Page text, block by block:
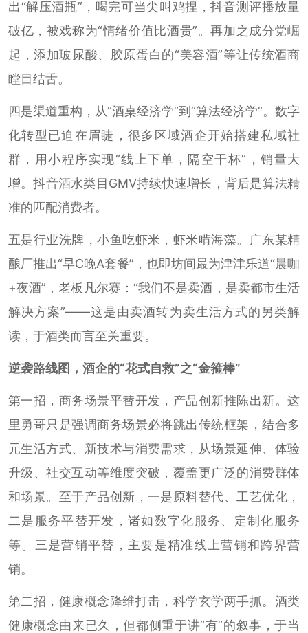
出“解压酒瓶”，喝完可当尖叫鸡捏，抖音测评播放量
破亿，被戏称为“情绪价值比酒贵”。再加之成分党崛
起，添加玻尿酸、胶原蛋白的“美容酒”等让传统酒商
瞠目结舌。
四是渠道重构，从“酒桌经济学”到“算法经济学”。数字
化转型已迫在眉睫，很多区域酒企开始搭建私域社
群，用小程序实现“线上下单，隔空干杯”，销量大
增。抖音酒水类目GMV持续快速增长，背后是算法精
准的匹配消费者。
五是行业洗牌，小鱼吃虾米，虾米啃海藻。广东某精
酿厂推出“早C晚A套餐”，也即坊间最为津津乐道“晨咖
+夜酒”，老板凡尔赛：“我们不是卖酒，是卖都市生活
解决方案”——这是由卖酒转为卖生活方式的另类解
读，于酒类而言至关重要。
逆袭路线图，酒企的“花式自救”之“金箍棒”
第一招，商务场景平替开发，产品创新推陈出新。这
里勇哥只是强调商务场景必将跳出传统框架，结合多
元生活方式、新技术与消费需求，从场景延伸、体验
升级、社交互动等维度突破，覆盖更广泛的消费群体
和场景。至于产品创新，一是原料替代、工艺优化，
二是服务平替开发，诸如数字化服务、定制化服务
等。三是营销平替，主要是精准线上营销和跨界营
销。
第二招，健康概念降维打击，科学玄学两手抓。酒类
健康概念由来已久，但都侧重于讲“有”的叙事，于当